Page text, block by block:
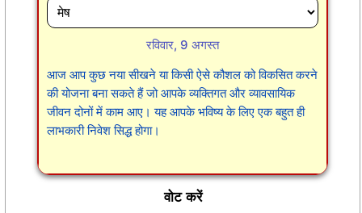
रविवार, 9 अगस्त
आज आप कुछ नया सीखने या किसी ऐसे कौशल को विकसित करने
की योजना बना सकते हैं जो आपके व्यक्तिगत और व्यावसायिक
जीवन दोनों में काम आए। यह आपके भविष्य के लिए एक बहुत ही
लाभकारी निवेश सिद्ध होगा।
वोट करें